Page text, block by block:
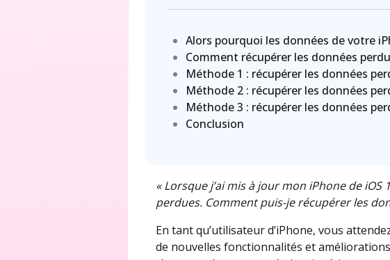
Alors pourquoi les données de votre
Comment récupérer les données
Méthode 1 : récupérer les données
Méthode 2 : récupérer les données
Méthode 3 : récupérer les données
Conclusion
« Lorsque j’ai mis à jour mon iPhone de
perdues. Comment puis-je récupérer les
En tant qu’utilisateur d’iPhone, vous
de nouvelles fonctionnalités et